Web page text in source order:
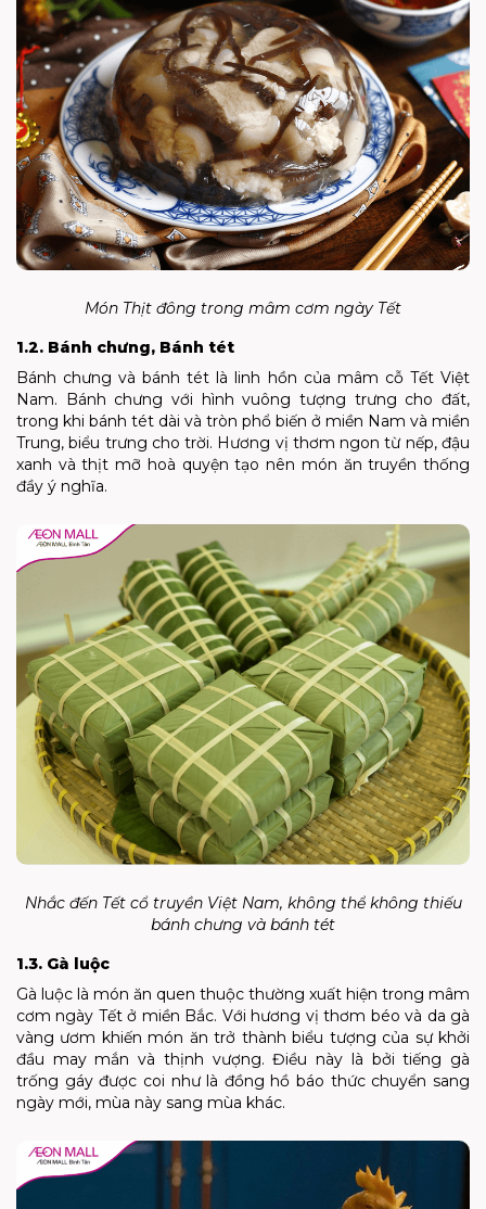
Món Thịt đông trong mâm cơm ngày Tết
1.2. Bánh chưng, Bánh tét
Bánh chưng và bánh tét là linh hồn của mâm cỗ Tết Việt
Nam. Bánh chưng với hình vuông tượng trưng cho đất,
trong khi bánh tét dài và tròn phổ biến ở miền Nam và miền
Trung, biểu trưng cho trời. Hương vị thơm ngon từ nếp, đậu
xanh và thịt mỡ hoà quyện tạo nên món ăn truyền thống
đầy ý nghĩa.
Nhắc đến Tết cổ truyền Việt Nam, không thể không thiếu
bánh chưng và bánh tét
1.3. Gà luộc
Gà luộc là món ăn quen thuộc thường xuất hiện trong mâm
cơm ngày Tết ở miền Bắc. Với hương vị thơm béo và da gà
vàng ươm khiến món ăn trở thành biểu tượng của sự khởi
đầu may mắn và thịnh vượng. Điều này là bởi tiếng gà
trống gáy được coi như là đồng hồ báo thức chuyển sang
ngày mới, mùa này sang mùa khác.